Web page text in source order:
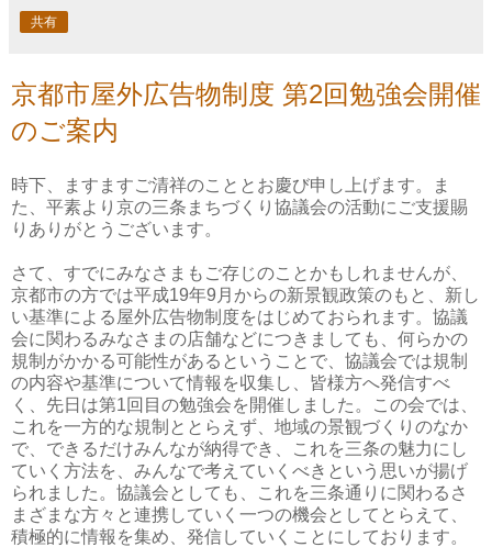
共有
京都市屋外広告物制度 第2回勉強会開催
のご案内
時下、ますますご清祥のこととお慶び申し上げます。ま
た、平素より京の三条まちづくり協議会の活動にご支援賜
りありがとうございます。
さて、すでにみなさまもご存じのことかもしれませんが、
京都市の方では平成19年9月からの新景観政策のもと、新し
い基準による屋外広告物制度をはじめておられます。協議
会に関わるみなさまの店舗などにつきましても、何らかの
規制がかかる可能性があるということで、協議会では規制
の内容や基準について情報を収集し、皆様方へ発信すべ
く、先日は第1回目の勉強会を開催しました。この会では、
これを一方的な規制ととらえず、地域の景観づくりのなか
で、できるだけみんなが納得でき、これを三条の魅力にし
ていく方法を、みんなで考えていくべきという思いが揚げ
られました。協議会としても、これを三条通りに関わるさ
まざまな方々と連携していく一つの機会としてとらえて、
積極的に情報を集め、発信していくことにしております。